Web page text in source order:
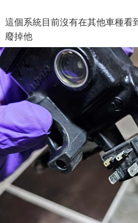
這個系統目前沒有在其他車種看
廢掉他